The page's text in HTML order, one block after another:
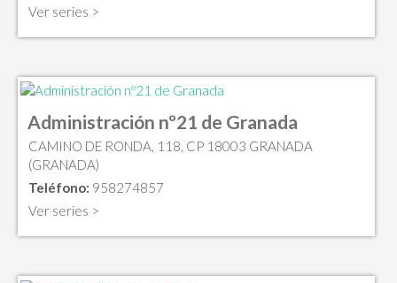
Ver series >
Administración nº21 de Granada
CAMINO DE RONDA, 118, CP 18003 GRANADA
(GRANADA)
Teléfono: 958274857
Ver series >